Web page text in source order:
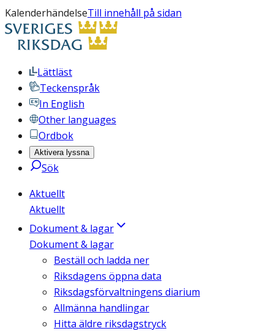
KalenderhändelseTill innehåll på sidan
Lättläst
Teckenspråk
In English
Other languages
Ordbok
Aktivera lyssna
Sök
Aktuellt
Aktuellt
Dokument & lagar
Dokument & lagar
Beställ och ladda ner
Riksdagens öppna data
Riksdagsförvaltningens diarium
Allmänna handlingar
Hitta äldre riksdagstryck